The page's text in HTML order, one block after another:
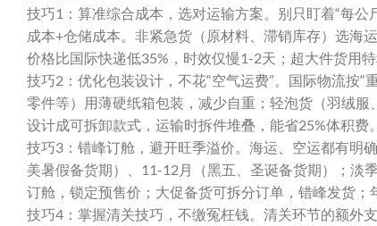
技巧1：算准综合成本，选对运输方案。别只盯着“每
成本+仓储成本。非紧急货（原材料、滞销库存）选海
价格比国际快递低35%，时效仅慢1-2天；超大件货用
技巧2：优化包装设计，不花“空气运费”。国际物流按
零件等）用薄硬纸箱包装，减少自重；轻泡货（羽绒
设计成可拆卸款式，运输时拆件堆叠，能省25%体积费。
技巧3：错峰订舱，避开旺季溢价。海运、空运都有明
美暑假备货期）、11-12月（黑五、圣诞备货期）；淡
订舱，锁定预售价；大促备货可拆分订单，错峰发货；
技巧4：掌握清关技巧，不缴冤枉钱。清关环节的额外